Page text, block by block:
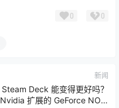
0 0
新闻
Steam Deck 能变得更好吗？
Nvidia 扩展的 GeForce NOW